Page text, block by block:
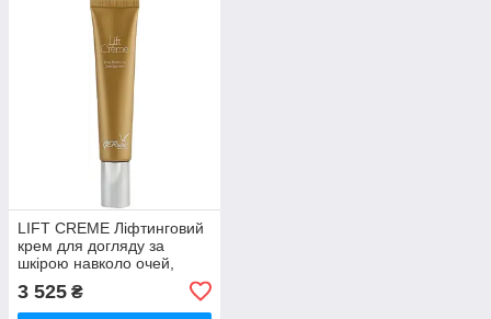
LIFT CREME Ліфтинговий
крем для догляду за
шкірою навколо очей,
мл, тм Gernetic, Франція
3 525 ₴